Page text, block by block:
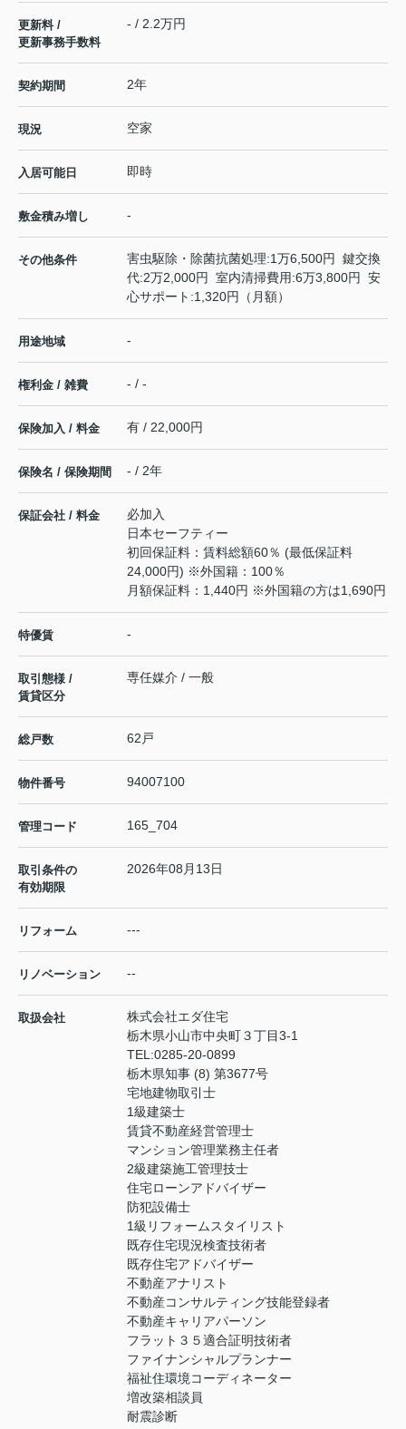
更新料 /
更新事務手数料
- / 2.2万円
契約期間 2年
現況 空家
入居可能日 即時
敷金積み増し -
その他条件
害虫駆除・除菌抗菌処理:1万6,500円 鍵交換
代:2万2,000円 室内清掃費用:6万3,800円 安
心サポート:1,320円（月額）
用途地域 -
権利金 / 雑費 - / -
保険加入 / 料金 有 / 22,000円
保険名 / 保険期間 - / 2年
保証会社 / 料金
必加入
日本セーフティー
初回保証料：賃料総額60％ (最低保証料
24,000円) ※外国籍：100％
月額保証料：1,440円 ※外国籍の方は1,690円
特優賃 -
取引態様 /
賃貸区分
専任媒介 / 一般
総戸数 62戸
物件番号 94007100
管理コード 165_704
取引条件の
有効期限
2026年08月13日
リフォーム ---
リノベーション --
取扱会社
株式会社エダ住宅
栃木県小山市中央町３丁目3-1
TEL:0285-20-0899
栃木県知事 (8) 第3677号
宅地建物取引士
1級建築士
賃貸不動産経営管理士
マンション管理業務主任者
2級建築施工管理技士
住宅ローンアドバイザー
防犯設備士
1級リフォームスタイリスト
既存住宅現況検査技術者
既存住宅アドバイザー
不動産アナリスト
不動産コンサルティング技能登録者
不動産キャリアパーソン
フラット３５適合証明技術者
ファイナンシャルプランナー
福祉住環境コーディネーター
増改築相談員
耐震診断